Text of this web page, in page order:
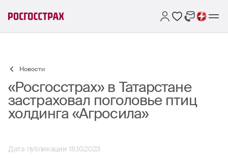
Новости
«Росгосстрах» в Татарстане
застраховал поголовье птиц
холдинга «Агросила»
Дата публикации 18.10.2023